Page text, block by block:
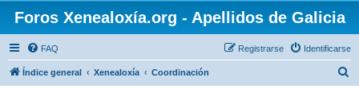
Foros Xenealoxía.org - Apellidos de Galicia
FAQ Identificarse
Registrarse
Índice general Xenealoxía Coordinación